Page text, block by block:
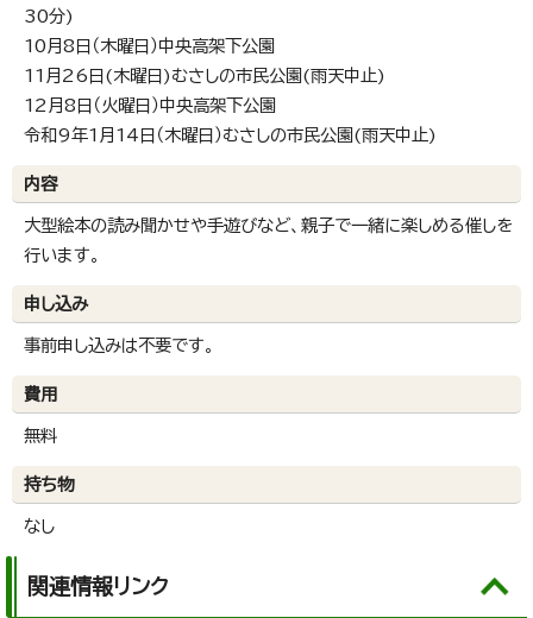
30分)
10月8日（木曜日）中央高架下公園
11月26日(木曜日)むさしの市民公園(雨天中止)
12月8日（火曜日）中央高架下公園
令和9年1月14日（木曜日）むさしの市民公園(雨天中止)
内容
大型絵本の読み聞かせや手遊びなど、親子で一緒に楽しめる催しを
行います。
申し込み
事前申し込みは不要です。
費用
無料
持ち物
なし
関連情報リンク